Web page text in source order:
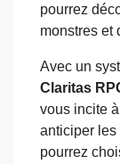
pourrez
monstres et
Avec un
Claritas
vous incite
anticiper les
pourrez